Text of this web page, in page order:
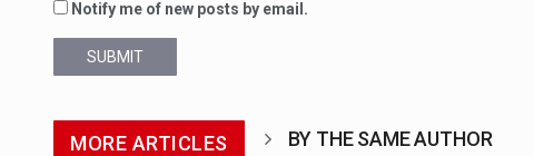
Notify me of new posts by email.
SUBMIT
MORE ARTICLES BY THE SAME AUTHOR